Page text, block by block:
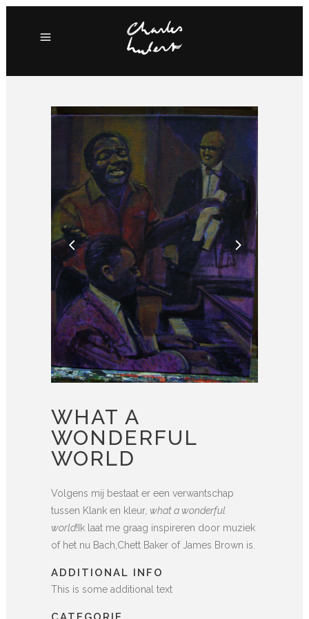
WHAT A
WONDERFUL
WORLD
Volgens mij bestaat er een verwantschap
tussen Klank en kleur, what a wonderful
world!Ik laat me graag inspireren door muziek
of het nu Bach,Chett Baker of James Brown is.
ADDITIONAL INFO
This is some additional text